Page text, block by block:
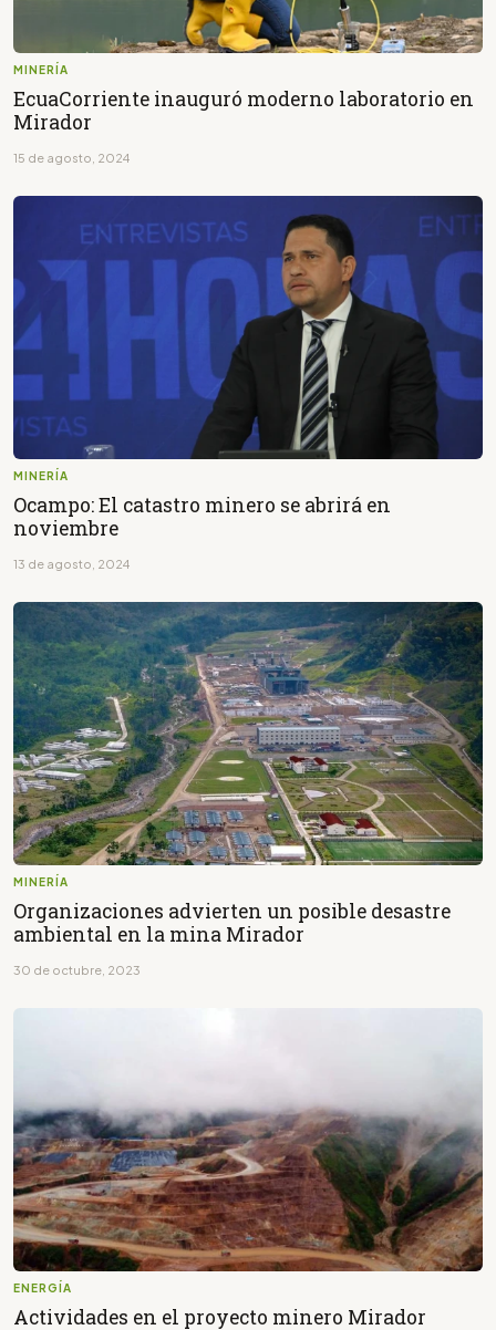
MINERÍA
EcuaCorriente inauguró moderno laboratorio en
Mirador
15 de agosto, 2024
MINERÍA
Ocampo: El catastro minero se abrirá en
noviembre
13 de agosto, 2024
MINERÍA
Organizaciones advierten un posible desastre
ambiental en la mina Mirador
30 de octubre, 2023
ENERGÍA
Actividades en el proyecto minero Mirador